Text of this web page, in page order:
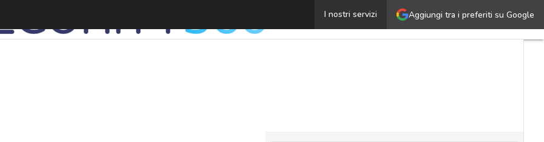
Aggiungi tra i preferiti su Google
I nostri servizi
GDPR: dai Garanti UE un supporto operativo per